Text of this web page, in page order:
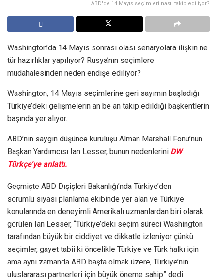
ABD'de 14 Mayıs seçimleri nasıl takip ediliyor?
Washington’da 14 Mayıs sonrası olası senaryolara ilişkin ne
tür hazırlıklar yapılıyor? Rusya’nın seçimlere
müdahalesinden neden endişe ediliyor?
Washington, 14 Mayıs seçimlerine geri sayımın başladığı
Türkiye’deki gelişmelerin an be an takip edildiği başkentlerin
başında yer alıyor.
ABD’nin saygın düşünce kuruluşu Alman Marshall Fonu’nun
Başkan Yardımcısı Ian Lesser, bunun nedenlerini DW
Türkçe’ye anlattı.
Geçmişte ABD Dışişleri Bakanlığı’nda Türkiye’den
sorumlu siyasi planlama ekibinde yer alan ve Türkiye
konularında en deneyimli Amerikalı uzmanlardan biri olarak
görülen Ian Lesser, “Türkiye’deki seçim süreci Washington
tarafından büyük bir ciddiyet ve dikkatle izleniyor çünkü
seçimler, gayet tabii ki öncelikle Türkiye ve Türk halkı için
ama aynı zamanda ABD başta olmak üzere, Türkiye’nin
uluslararası partnerleri için büyük öneme sahip” dedi.